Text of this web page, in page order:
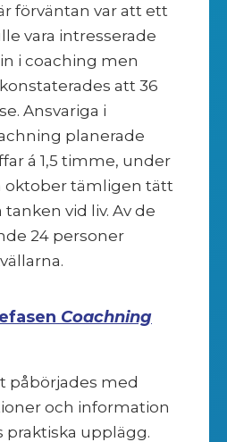
förväntan var att ett
vara intresserade
i coaching men
att 36
Ansvariga i
planerade
á 1,5 timme, under
oktober tämligen tätt
vid liv. Av de
24 personer
Coachning
påbörjades med
och information
praktiska upplägg.